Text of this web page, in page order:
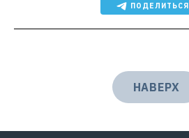
ПОДЕЛИТЬСЯ
НАВЕРХ